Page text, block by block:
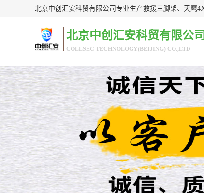
北京中创汇安科贸有限公司
COLLSEC TECHNOLOGY(BEIJING) CO.,LTD